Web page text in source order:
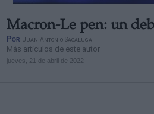
Macron-Le pen: un
Por Juan Antonio Sacaluga
Más artículos de este autor
jueves, 21 de abril de 2022